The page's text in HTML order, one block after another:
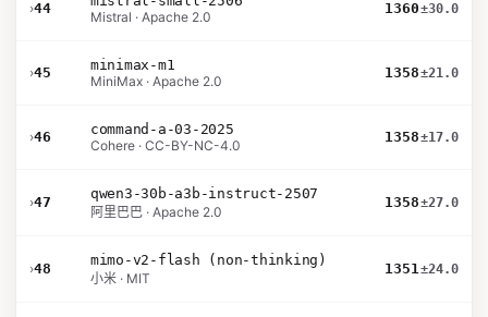
›44
Mistral · Apache 2.0
1360±30.0
›45
minimax-m1
MiniMax · Apache 2.0
1358±21.0
›46
command-a-03-2025
Cohere · CC-BY-NC-4.0
1358±17.0
›47
qwen3-30b-a3b-instruct-2507
阿里巴巴 · Apache 2.0
1358±27.0
›48
mimo-v2-flash (non-thinking)
小米 · MIT
1351±24.0